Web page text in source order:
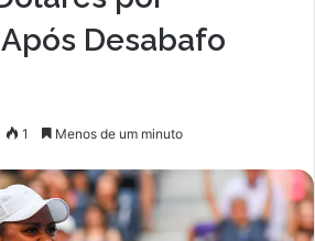
Desabafo
1 Menos de um minuto